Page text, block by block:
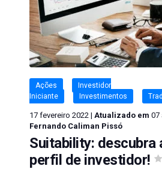
Ações
Investidor
Iniciante
Investimentos
17 fevereiro 2022 | Atualizado em 07
Fernando Caliman Pissó
Suitability: descubra
perfil de investidor!